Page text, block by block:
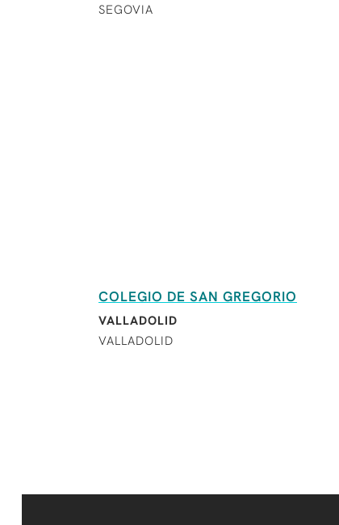
SEGOVIA
COLEGIO DE SAN GREGORIO
VALLADOLID
VALLADOLID